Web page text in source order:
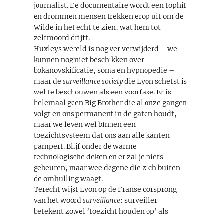
journalist. De documentaire wordt een tophit
en drommen mensen trekken erop uit om de
Wilde in het echt te zien, wat hem tot
zelfmoord drijft.
Huxleys wereld is nog ver verwijderd – we
kunnen nog niet beschikken over
bokanovskificatie, soma en hypnopedie –
maar de surveillance societydie Lyon schetst is
wel te beschouwen als een voorfase. Er is
helemaal geen Big Brother die al onze gangen
volgt en ons permanent in de gaten houdt,
maar we leven wel binnen een
toezichtsysteem dat ons aan alle kanten
pampert. Blijf onder de warme
technologische deken en er zal je niets
gebeuren, maar wee degene die zich buiten
de omhulling waagt.
Terecht wijst Lyon op de Franse oorsprong
van het woord surveillance: surveiller
betekent zowel ’toezicht houden op’ als